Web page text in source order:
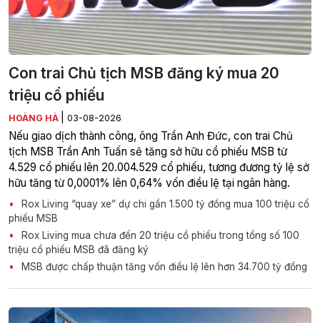
Con trai Chủ tịch MSB đăng ký mua 20
triệu cổ phiếu
HOÀNG HÀ 03-08-2026
Nếu giao dịch thành công, ông Trần Anh Đức, con trai Chủ
tịch MSB Trần Anh Tuấn sẽ tăng sở hữu cổ phiếu MSB từ
4.529 cổ phiếu lên 20.004.529 cổ phiếu, tương đương tỷ lệ sở
hữu tăng từ 0,0001% lên 0,64% vốn điều lệ tại ngân hàng.
Rox Living “quay xe” dự chi gần 1.500 tỷ đồng mua 100 triệu cổ
phiếu MSB
Rox Living mua chưa đến 20 triệu cổ phiếu trong tổng số 100
triệu cổ phiếu MSB đã đăng ký
MSB được chấp thuận tăng vốn điều lệ lên hơn 34.700 tỷ đồng